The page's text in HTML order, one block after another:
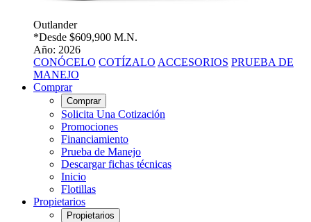
Outlander
*Desde $609,900 M.N.
Año: 2026
CONÓCELO COTÍZALO ACCESORIOS PRUEBA DE
MANEJO
Comprar
Comprar
Solicita Una Cotización
Promociones
Financiamiento
Prueba de Manejo
Descargar fichas técnicas
Inicio
Flotillas
Propietarios
Propietarios